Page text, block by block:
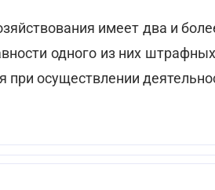
имеет два и
одного из них
при осуществлении